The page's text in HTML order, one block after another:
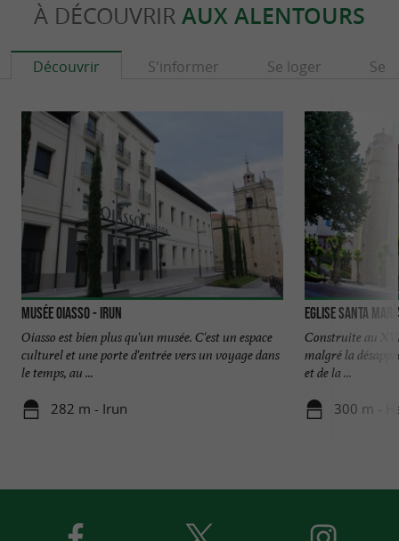
À DÉCOUVRIR AUX ALENTOURS
Découvrir S'informer Se loger Se
Musée Oiasso - Irun
Oiasso est bien plus qu'un musée. C'est un espace
culturel et une porte d'entrée vers un voyage dans
le temps, au ...
282 m - Irun
Eglise Santa
Construite au
malgré la
et de la ...
300 m -